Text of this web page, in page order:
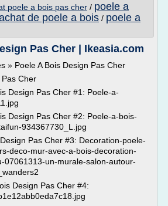
poele a bois pas cher / poele a
de poele a bois / poele a
Pas Cher | Ikeasia.com
» Poele A Bois Design Pas Cher
Pas Cher
Design Pas Cher #1: Poele-a-
Design Pas Cher #2: Poele-a-bois-
934367730_L.jpg
Pas Cher #3: Decoration-poele-
deco-mur-avec-a-bois-decoration-
07061313-un-murale-salon-autour-
Design Pas Cher #4: